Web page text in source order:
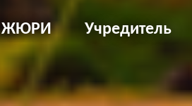
ЖЮРИ Учредитель